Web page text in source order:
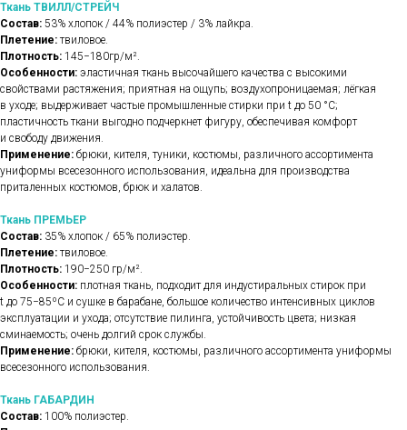
Ткань ТВИЛЛ/СТРЕЙЧ
Состав: 53% хлопок / 44% полиэстер / 3% лайкра.
Плетение: твиловое.
Плотность: 145−180гр/м².
Особенности: эластичная ткань высочайшего качества с высокими
свойствами растяжения; приятная на ощупь; воздухопроницаемая; лёгкая
в уходе; выдерживает частые промышленные стирки при t до 50 °C;
пластичность ткани выгодно подчеркнет фигуру, обеспечивая комфорт
и свободу движения.
Применение: брюки, кителя, туники, костюмы, различного ассортимента
униформы всесезонного использования, идеальна для производства
приталенных костюмов, брюк и халатов.
Ткань ПРЕМЬЕР
Состав: 35% хлопок / 65% полиэстер.
Плетение: твиловое.
Плотность: 190−250 гр/м².
Особенности: плотная ткань, подходит для индустиральных стирок при
t до 75−85ºС и сушке в барабане, большое количество интенсивных циклов
эксплуатации и ухода; отсутствие пилинга, устойчивость цвета; низкая
сминаемость; очень долгий срок службы.
Применение: брюки, кителя, костюмы, различного ассортимента униформы
всесезонного использования.
Ткань ГАБАРДИН
Состав: 100% полиэстер.